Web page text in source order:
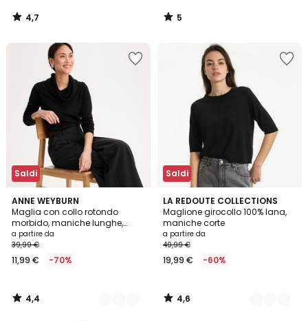
4,7
/
5
/
Saldi
ANNE WEYBURN
Maglia con collo rotondo
morbido, maniche lunghe,
sensazione di grande
morbidezza
a partire da
39,99 €
11,99 € -70%
4,4
/ 5
3
Colori
4,4
/
Saldi
LA REDOUTE COLLECTIONS
Maglione girocollo 100% lana,
maniche corte
a partire da
49,99 €
19,99 € -60%
4,6
/ 5
2
Colori
4,6
/